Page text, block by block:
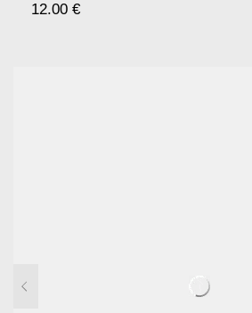
12.00 €